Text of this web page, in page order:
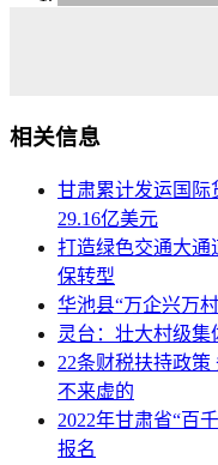
相关信息
甘肃累计发运国际
29.16亿美元
打造绿色交通大通
保转型
华池县“万企兴万
灵台：壮大村级集
22条财税扶持政
不来虚的
2022年甘肃省“百
报名